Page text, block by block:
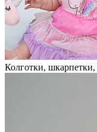
Колготки,